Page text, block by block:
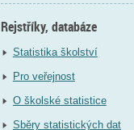
Rejstříky, databáze
Statistika školství
Pro veřejnost
O školské statistice
Sběry statistických dat